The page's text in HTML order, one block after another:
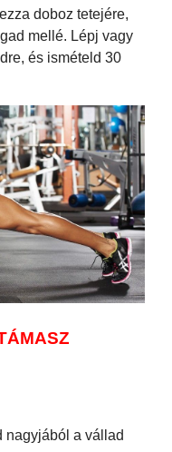
doboz tetejére,
mellé. Lépj vagy
és ismételd 30
nagyjából a vállad